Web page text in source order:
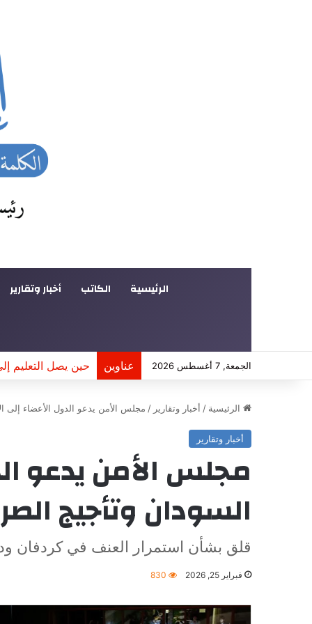
الرئيسية الكاتب أخبار وتقارير
الجمعة, 7 أغسطس 2026 عناوين حين يصل التعليم
الرئيسية / أخبار وتقارير / مجلس الأمن يدعو الدول الأعضاء إلى
أخبار وتقارير
مجلس الأمن يدعو
السودان وتأجيج
قلق بشأن استمرار العنف في كردفان
فبراير 25, 2026 830